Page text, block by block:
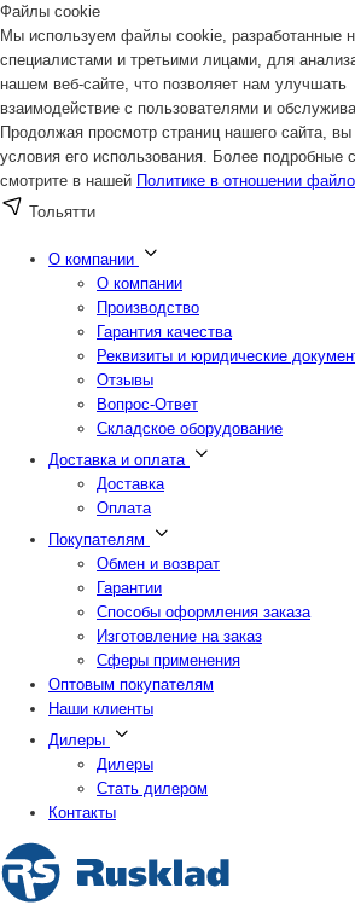
Файлы cookie
Мы используем файлы cookie, разработанные
специалистами и третьими лицами, для
нашем веб-сайте, что позволяет нам улучшать
взаимодействие с пользователями и
Продолжая просмотр страниц нашего сайта,
условия его использования. Более подробные
смотрите в нашей Политике в отношении
Тольятти
О компании
О компании
Производство
Гарантия качества
Реквизиты и юридические
Отзывы
Вопрос-Ответ
Складское оборудование
Доставка и оплата
Доставка
Оплата
Покупателям
Обмен и возврат
Гарантии
Способы оформления заказа
Изготовление на заказ
Сферы применения
Оптовым покупателям
Наши клиенты
Дилеры
Дилеры
Стать дилером
Контакты